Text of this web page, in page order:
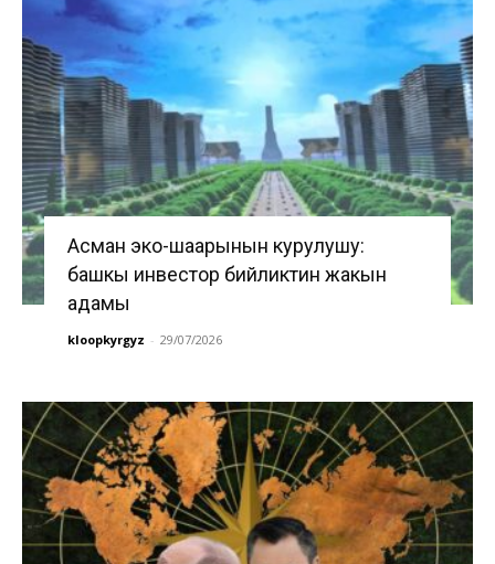
Асман эко-шаарынын курулушу:
башкы инвестор бийликтин жакын
адамы
kloopkyrgyz - 29/07/2026